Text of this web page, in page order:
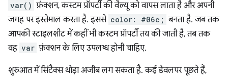
var() फ़ंक्शन, कस्टम प्रॉपर्टी की वैल्यू को वापस लाता है और अपनी
जगह पर इस्तेमाल करता है. इससे color: #06c; बनता है. जब तक
आपकी स्टाइलशीट में कहीं भी कस्टम प्रॉपर्टी तय की जाती है, तब तक
वह var फ़ंक्शन के लिए उपलब्ध होनी चाहिए.
शुरुआत में सिंटैक्स थोड़ा अजीब लग सकता है. कई डेवलपर पूछते हैं,